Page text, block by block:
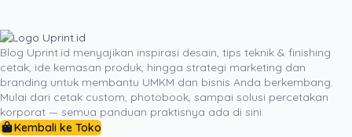
tersertifikasi, serta tim desainer berpengalaman,
Uprint.id menjamin setiap lembaran cetakan kemasan
Anda memiliki warna yang presisi, lipatan die-cut yang
rapi, dan kekuatan struktur yang optimal. Hubungi tim
spesialis Uprint.id sekarang juga untuk berkonsultasi
mengenai spesifikasi, sampel bahan, dan penawaran
Blog Uprint.id menyajikan inspirasi desain, tips teknik & finishing
cetak, ide kemasan produk, hingga strategi marketing dan
branding untuk membantu UMKM dan bisnis Anda berkembang.
Mulai dari cetak custom, photobook, sampai solusi percetakan
korporat — semua panduan praktisnya ada di sini.
Kembali ke Toko